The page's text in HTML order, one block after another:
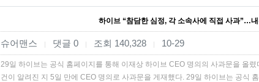
하이브 “참담한 심정, 각 소속사에 직접 사과”…
슈어맨스 | 댓글 0 | 조회 140,328 | 10-29
29일 하이브는 공식 홈페이지를 통해 이재상 하이브 CEO 명의의 사과문을 올
건이 알려진 지 5일 만에 CEO 명의로 사과문을 게재했다. 29일 하이브는 공식